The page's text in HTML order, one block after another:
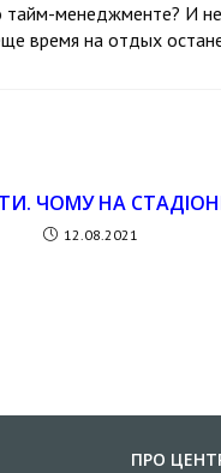
тайм-менеджменте? И
время на отдых
ЧОМУ НА
12.08.2021
ПРО